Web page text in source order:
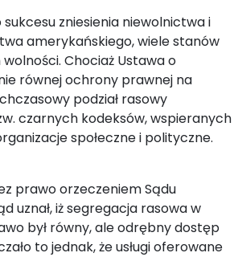
zniesienia niewolnictwa i
amerykańskiego, wiele stanów
Chociaż Ustawa o
równej ochrony prawnej na
podział rasowy
czarnych kodeksów, wspieranych
społeczne i polityczne.
prawo orzeczeniem Sądu
uznał, iż segregacja rasowa w
był równy, ale odrębny dostęp
to jednak, że usługi oferowane